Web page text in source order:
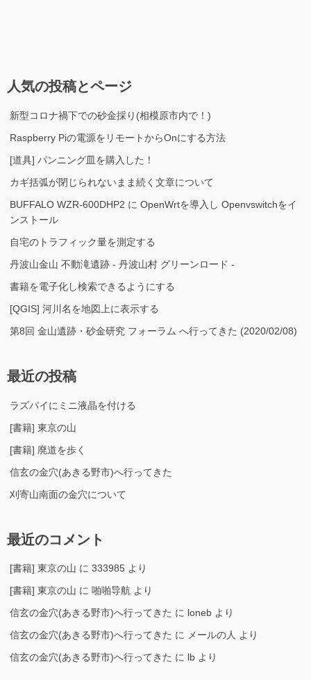
人気の投稿とページ
新型コロナ禍下での砂金採り(相模原市内で！)
Raspberry Piの電源をリモートからOnにする方法
[道具] パンニング皿を購入した！
カギ括弧が閉じられないまま続く文章について
BUFFALO WZR-600DHP2 に OpenWrtを導入し Openvswitchをイ
ンストール
自宅のトラフィック量を測定する
丹波山金山 不動滝遺跡 - 丹波山村 グリーンロード -
書籍を電子化し検索できるようにする
[QGIS] 河川名を地図上に表示する
第8回 金山遺跡・砂金研究 フォーラム へ行ってきた (2020/02/08)
最近の投稿
ラズパイにミニ液晶を付ける
[書籍] 東京の山
[書籍] 廃道を歩く
信玄の金穴(あきる野市)へ行ってきた
刈寄山南面の金穴について
最近のコメント
[書籍] 東京の山 に 333985 より
[書籍] 東京の山 に 啪啪导航 より
信玄の金穴(あきる野市)へ行ってきた に loneb より
信玄の金穴(あきる野市)へ行ってきた に メールの人 より
信玄の金穴(あきる野市)へ行ってきた に lb より